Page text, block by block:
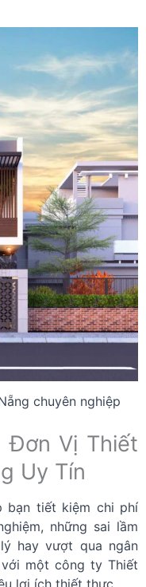
chuyên nghiệp
Đơn Vị Thiết
Uy Tín
bạn tiết kiệm chi phí
những sai lầm
hay vượt qua ngân
một công ty Thiết
lợi ích thiết thực.